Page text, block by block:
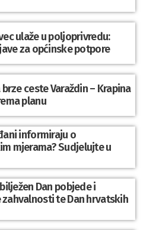
ulaže u poljoprivredu:
za općinske potpore
ceste Varaždin – Krapina
planu
informiraju o
mjerama? Sudjelujte u
Dan pobjede i
te Dan hrvatskih